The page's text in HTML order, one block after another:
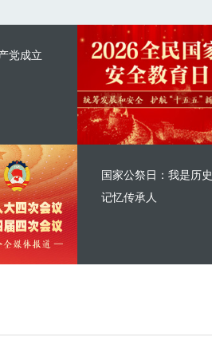
党成立
国家公祭日：我是历史
记忆传承人